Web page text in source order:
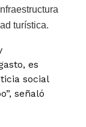
turística.
es
social
señaló